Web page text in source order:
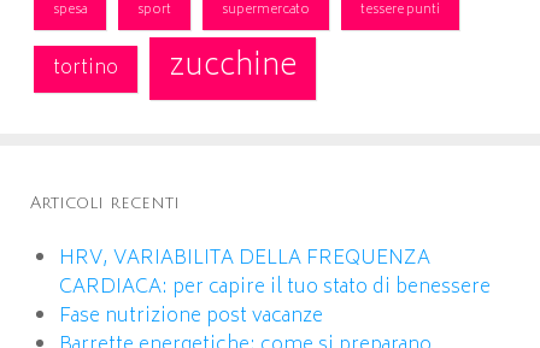
spesa sport supermercato tessere punti
tortino zucchine
Articoli recenti
HRV, VARIABILITA DELLA FREQUENZA
CARDIACA: per capire il tuo stato di benessere
Fase nutrizione post vacanze